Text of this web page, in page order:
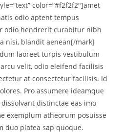
color=”#f2f2f2″]amet
odio aptent tempus
odio hendrerit curabitur nibh
nisi, blandit aenean[/mark]
laoreet turpis vestibulum
velit, odio eleifend facilisis
at consectetur facilisis. Id
Pro assumere ideamque
distinctae eas imo
exemplum atheorum posuisse
duo platea sap quoque.